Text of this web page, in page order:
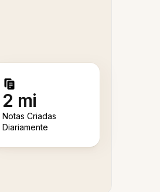
2 mi
Notas Criadas
Diariamente